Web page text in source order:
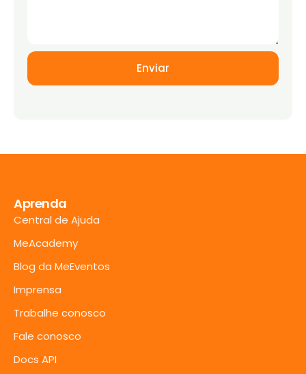
Aprenda
Central de Ajuda
MeAcademy
Blog da MeEventos
Imprensa
Trabalhe conosco
Fale conosco
Docs API